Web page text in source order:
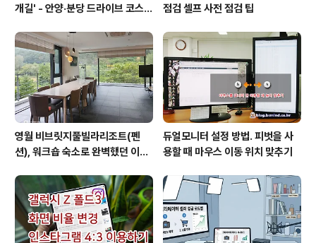
개길' - 안양·분당 드라이브 코스
점검 셀프 사전 점검 팁
영월 비브릿지풀빌라리조트(펜
션), 워크숍 숙소로 완벽했던 이유
듀얼모니터 설정 방법. 피벗을 사
용할 때 마우스 이동 위치 맞추기